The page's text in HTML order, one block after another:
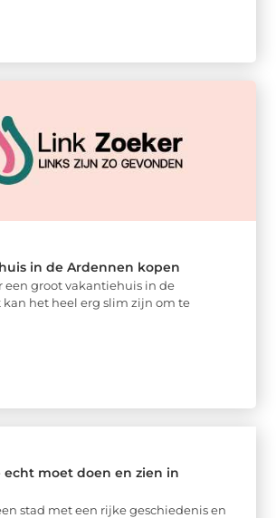
in de Ardennen kopen
een groot vakantiehuis in de
het heel erg slim zijn om te
echt moet doen en zien in
stad met een rijke geschiedenis en